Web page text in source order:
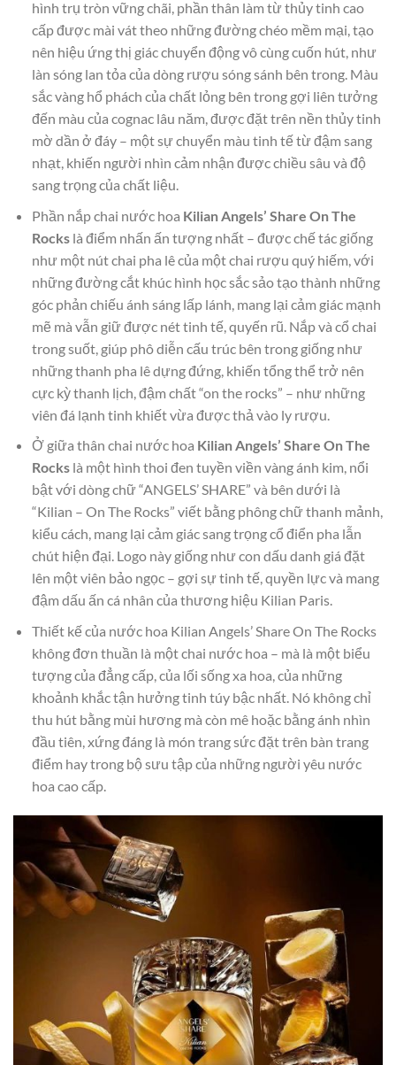
hình trụ tròn vững chãi, phần thân làm từ thủy tinh cao
cấp được mài vát theo những đường chéo mềm mại, tạo
nên hiệu ứng thị giác chuyển động vô cùng cuốn hút, như
làn sóng lan tỏa của dòng rượu sóng sánh bên trong. Màu
sắc vàng hổ phách của chất lỏng bên trong gợi liên tưởng
đến màu của cognac lâu năm, được đặt trên nền thủy tinh
mờ dần ở đáy – một sự chuyển màu tinh tế từ đậm sang
nhạt, khiến người nhìn cảm nhận được chiều sâu và độ
sang trọng của chất liệu.
Phần nắp chai nước hoa Kilian Angels’ Share On The
Rocks là điểm nhấn ấn tượng nhất – được chế tác giống
như một nút chai pha lê của một chai rượu quý hiếm, với
những đường cắt khúc hình học sắc sảo tạo thành những
góc phản chiếu ánh sáng lấp lánh, mang lại cảm giác mạnh
mẽ mà vẫn giữ được nét tinh tế, quyến rũ. Nắp và cổ chai
trong suốt, giúp phô diễn cấu trúc bên trong giống như
những thanh pha lê dựng đứng, khiến tổng thể trở nên
cực kỳ thanh lịch, đậm chất “on the rocks” – như những
viên đá lạnh tinh khiết vừa được thả vào ly rượu.
Ở giữa thân chai nước hoa Kilian Angels’ Share On The
Rockslà một hình thoi đen tuyền viền vàng ánh kim, nổi
bật với dòng chữ “ANGELS’ SHARE” và bên dưới là
“Kilian – On The Rocks” viết bằng phông chữ thanh mảnh,
kiểu cách, mang lại cảm giác sang trọng cổ điển pha lẫn
chút hiện đại. Logo này giống như con dấu danh giá đặt
lên một viên bảo ngọc – gợi sự tinh tế, quyền lực và mang
đậm dấu ấn cá nhân của thương hiệu Kilian Paris.
Thiết kế của nước hoa Kilian Angels’ Share On The Rocks
không đơn thuần là một chai nước hoa – mà là một biểu
tượng của đẳng cấp, của lối sống xa hoa, của những
khoảnh khắc tận hưởng tinh túy bậc nhất. Nó không chỉ
thu hút bằng mùi hương mà còn mê hoặc bằng ánh nhìn
đầu tiên, xứng đáng là món trang sức đặt trên bàn trang
điểm hay trong bộ sưu tập của những người yêu nước
hoa cao cấp.